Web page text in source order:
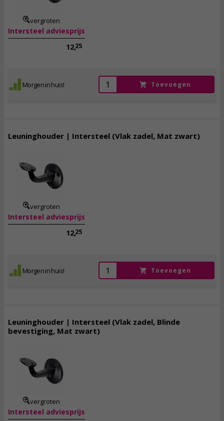
vergroten
Intersteel adviesprijs
12,25
Morgen in huis! Toevoegen
Leuninghouder | Intersteel (Vlak zadel, Mat zwart)
vergroten
Intersteel adviesprijs
12,25
Morgen in huis! Toevoegen
Leuninghouder | Intersteel (Vlak zadel, Blinde
bevestiging, Mat zwart)
vergroten
Intersteel adviesprijs